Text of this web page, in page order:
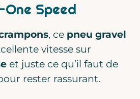
Speed
, ce pneu gravel
vitesse sur
et juste ce qu’il faut de
rester rassurant.